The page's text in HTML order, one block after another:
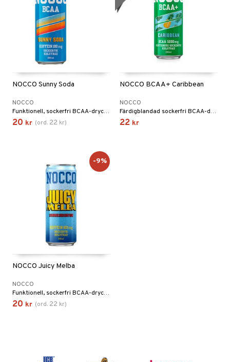
NOCCO Sunny Soda
NOCCO
Funktionell, sockerfri BCAA-dryck med koffein och vitaminer. Smak av persika och hallon.
20 kr (ord. 22 kr)
NOCCO BCAA+ Caribbean
NOCCO
Färdigblandad sockerfri BCAA-dryck med smak av tropisk ananas.
22 kr
NOCCO Juicy Melba
NOCCO
Funktionell, sockerfri BCAA-dryck med koffein och vitaminer. Smak av persika och druva.
20 kr (ord. 22 kr)
-9%